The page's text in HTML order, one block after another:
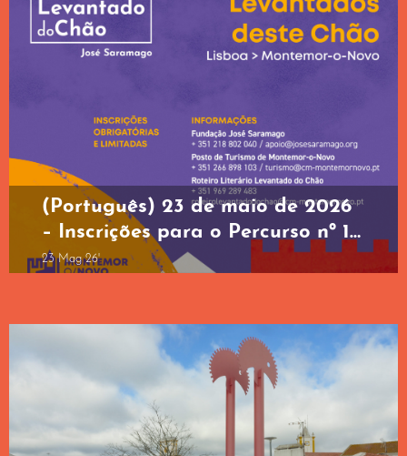
(Português) 23 de maio de 2026
– Inscrições para o Percurso nº 1
do Roteiro Literário Levantado
23 Mag 26'